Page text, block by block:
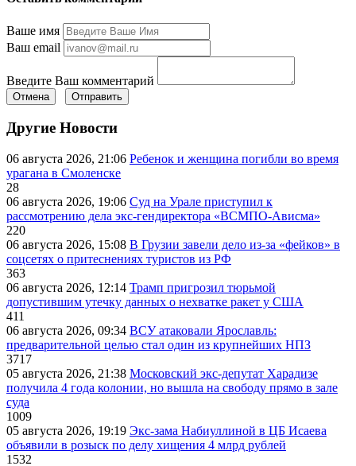
Ваше имя
Ваш email
Введите Ваш комментарий
Отмена Отправить
Другие Новости
06 августа 2026, 21:06 Ребенок и женщина погибли во время
урагана в Смоленске
28
06 августа 2026, 19:06 Суд на Урале приступил к
рассмотрению дела экс-гендиректора «ВСМПО-Ависма»
220
06 августа 2026, 15:08 В Грузии завели дело из-за «фейков» в
соцсетях о притеснениях туристов из РФ
363
06 августа 2026, 12:14 Трамп пригрозил тюрьмой
допустившим утечку данных о нехватке ракет у США
411
06 августа 2026, 09:34 ВСУ атаковали Ярославль:
предварительной целью стал один из крупнейших НПЗ
3717
05 августа 2026, 21:38 Московский экс-депутат Харадизе
получила 4 года колонии, но вышла на свободу прямо в зале
суда
1009
05 августа 2026, 19:19 Экс-зама Набиуллиной в ЦБ Исаева
объявили в розыск по делу хищения 4 млрд рублей
1532